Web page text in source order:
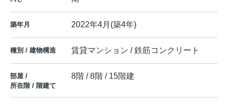
築年月 2022年4月(築4年)
種別 / 建物構造 賃貸マンション / 鉄筋コンクリート
部屋 /
所在階 / 階建て
8階 / 8階 / 15階建